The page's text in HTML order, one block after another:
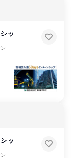
ッ
ッ